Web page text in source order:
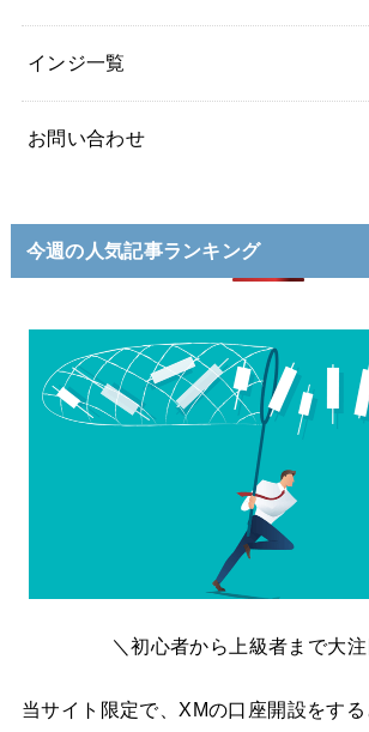
インジ一覧
お問い合わせ
今週の人気記事ランキング
＼初心者から上級者まで大
当サイト限定で、XMの口座開設をする